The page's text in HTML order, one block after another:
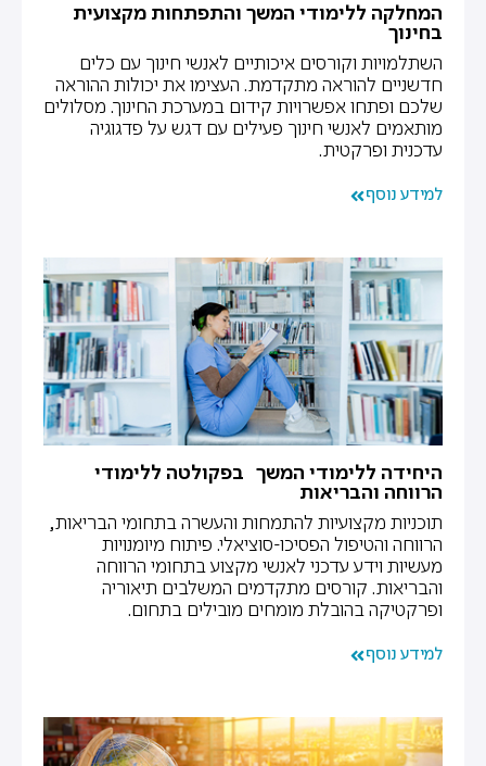
המחלקה ללימודי המשך והתפתחות מקצועית
בחינוך
השתלמויות וקורסים איכותיים לאנשי חינוך עם כלים
חדשניים להוראה מתקדמת. העצימו את יכולות ההוראה
שלכם ופתחו אפשרויות קידום במערכת החינוך. מסלולים
מותאמים לאנשי חינוך פעילים עם דגש על פדגוגיה
עדכנית ופרקטית.
למידע נוסף
היחידה ללימודי המשך בפקולטה ללימודי
הרווחה והבריאות
תוכניות מקצועיות להתמחות והעשרה בתחומי הבריאות,
הרווחה והטיפול הפסיכו-סוציאלי. פיתוח מיומנויות
מעשיות וידע עדכני לאנשי מקצוע בתחומי הרווחה
והבריאות. קורסים מתקדמים המשלבים תיאוריה
ופרקטיקה בהובלת מומחים מובילים בתחום.
למידע נוסף